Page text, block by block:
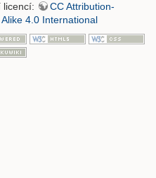
licencí:
CC Attribution-
4.0 International